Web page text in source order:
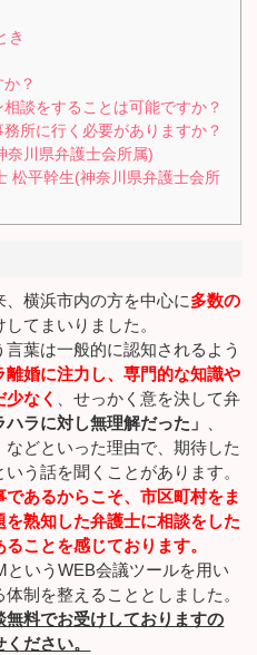
き
？
談をすることは可能ですか？
所に行く必要がありますか？
奈川県弁護士会所属)
松平幹生(神奈川県弁護士会所
横浜市内の方を中心に多数の
てまいりました。
葉は一般的に認知されるよう
離婚に注力し、専門的な知識や
なく
、せっかく意を決して弁
ハラに対し無理解だった」
などといった理由で、期待した
う話を聞くことがあります。
あるからこそ、市区町村をま
熟知した弁護士に相談をした
ことを感じております。
いうWEB会議ツールを用い
制を整えることとしました。
料でお受けしておりますの
ださい。